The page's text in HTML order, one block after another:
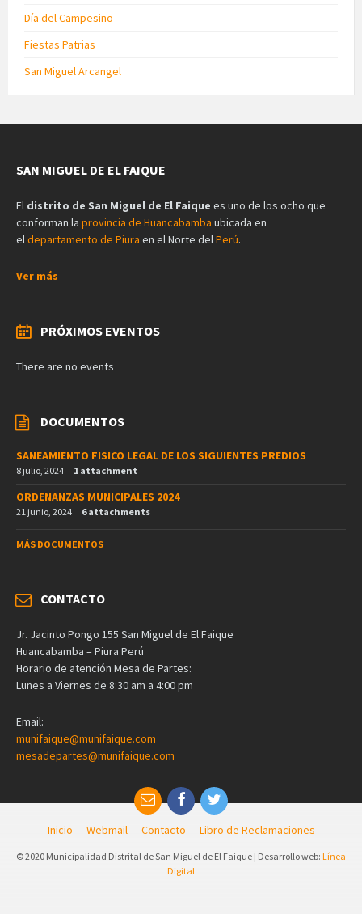
Día del Campesino
Fiestas Patrias
San Miguel Arcangel
SAN MIGUEL DE EL FAIQUE
El distrito de San Miguel de El Faique es uno de los ocho que
conforman la provincia de Huancabamba ubicada en
eldepartamento de Piura en el Norte delPerú.
Ver más
PRÓXIMOS EVENTOS
There are no events
DOCUMENTOS
SANEAMIENTO FISICO LEGAL DE LOS SIGUIENTES PREDIOS
8 julio, 2024 1 attachment
ORDENANZAS MUNICIPALES 2024
21 junio, 2024 6 attachments
MÁS DOCUMENTOS
CONTACTO
Jr. Jacinto Pongo 155 San Miguel de El Faique
Huancabamba – Piura Perú
Horario de atención Mesa de Partes:
Lunes a Viernes de 8:30 am a 4:00 pm
Email:
munifaique@munifaique.com
mesadepartes@munifaique.com
Inicio Webmail Contacto Libro de Reclamaciones
© 2020 Municipalidad Distrital de San Miguel de El Faique | Desarrollo web: Línea
Digital